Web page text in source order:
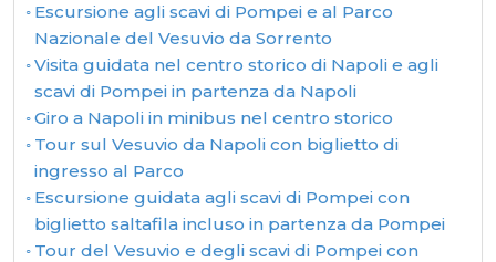
Escursione agli scavi di Pompei e al Parco
Nazionale del Vesuvio da Sorrento
Visita guidata nel centro storico di Napoli e agli
scavi di Pompei in partenza da Napoli
Giro a Napoli in minibus nel centro storico
Tour sul Vesuvio da Napoli con biglietto di
ingresso al Parco
Escursione guidata agli scavi di Pompei con
biglietto saltafila incluso in partenza da Pompei
Tour del Vesuvio e degli scavi di Pompei con